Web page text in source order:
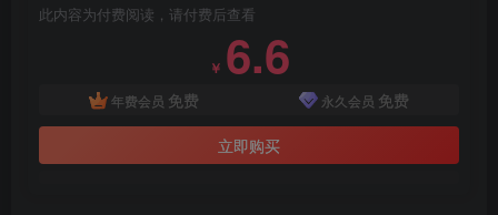
此内容为付费阅读，请付费后查看
￥ 6.6
年费会员 免费 永久会员 免费
立即购买